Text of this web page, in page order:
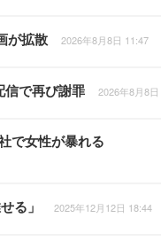
が拡散 2026年8月8日 11:47
で再び謝罪 2026年8月8
で女性が暴れる
る」 2025年12月12日 18:44